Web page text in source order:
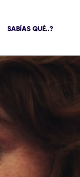
SABÍAS QUÉ..?